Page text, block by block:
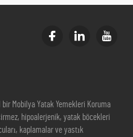
Mobilya Yatak Yemekleri Koruma
hipoalerjenik, yatak böcekleri
kaplamalar ve yastık